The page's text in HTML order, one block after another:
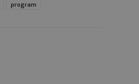
program